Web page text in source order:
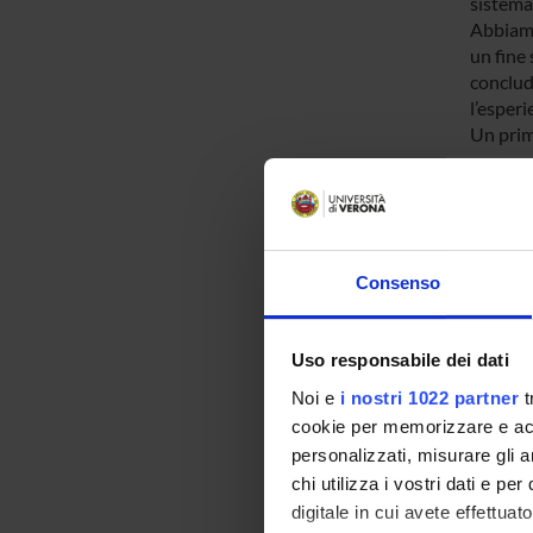
Consenso
Uso responsabile dei dati
Noi e i nostri 1022 partner
cookie per memorizzare e
personalizzati, misurare gli
chi utilizza i vostri dati e per
digitale in cui avete
un fine
Un
A tutti
di
Dal